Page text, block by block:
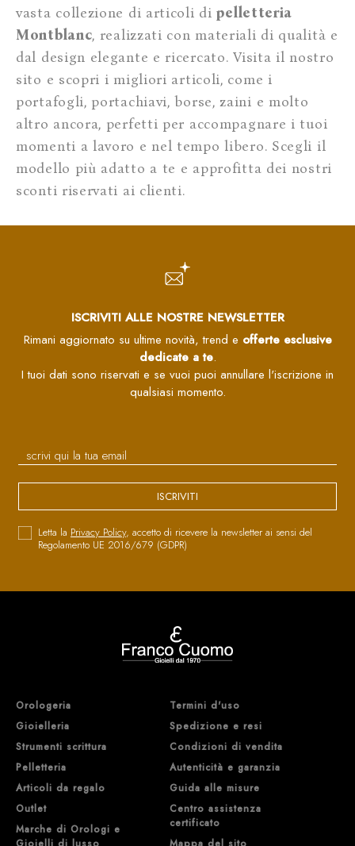
vasta collezione di articoli dipelletteria
Montblanc, realizzati con materiali di qualità e
dal design elegante e ricercato. Visita il nostro
sito e scopri i migliori articoli, come i
portafogli, portachiavi, borse, zaini e molto
altro ancora, perfetti per accompagnare i tuoi
momenti a lavoro e nel tempo libero. Scegli il
modello più adatto a te e approfitta dei nostri
sconti riservati ai clienti.
ISCRIVITI ALLE NOSTRE NEWSLETTER
Rimani aggiornato su ultime novità, trend e offerte esclusive
dedicate a te.
I tuoi dati sono riservati e se vuoi puoi annullare l'iscrizione in
qualsiasi momento.
ISCRIVITI
Letta la Privacy Policy, accetto di ricevere la newsletter ai sensi del
Regolamento UE 2016/679 (GDPR)
Orologeria
Gioielleria
Strumenti scrittura
Pelletteria
Articoli da regalo
Outlet
Marche di Orologi e
Termini d'uso
Spedizione e resi
Condizioni di vendita
Autenticità e garanzia
Guida alle misure
Centro assistenza
certificato